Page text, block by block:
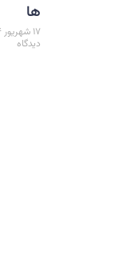
ها
۱۷ شهریور ۱۴۰۴
دیدگاه